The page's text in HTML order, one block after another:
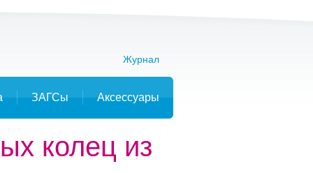
Журнал
ЗАГСы Аксессуары
колец из